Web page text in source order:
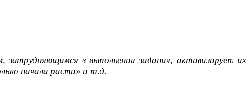
в выполнении задания, активизирует их
начала расти» и т.д.